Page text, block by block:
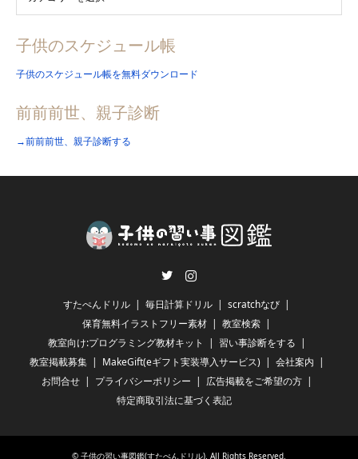
子供のスケジュール帳
子供のスケジュール帳を無料ダウンロード
前前前世、親子診断
→前前前世、親子診断する
すたぺんドリル 毎日計算ドリル
scratchなび
保育無料イラストフリー素材
教室検索
教室向け:プログラミング教材キット
習い事診断をする
教室掲載募集
MakeGift(eギフト実装導入サービス)
会社案内
お問合せ
プライバシーポリシー
広告掲載をご希望の方
特定商取引法に基づく表記
© 子供の習い事図鑑(すたぺんドリル) . All Rights Reserved.